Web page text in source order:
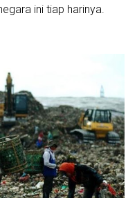
ini tiap harinya.